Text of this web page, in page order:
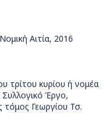
Αιτία, 2016
τρίτου κυρίου ή νομέα
Έργο,
τόμος Γεωργίου Τσ.